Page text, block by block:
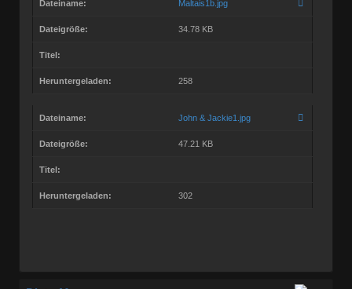
Dateiname: Maltais1b.jpg
Dateigröße: 34.78 KB
Titel:
Heruntergeladen: 258
Dateiname: John & Jackie1.jpg
Dateigröße: 47.21 KB
Titel:
Heruntergeladen: 302